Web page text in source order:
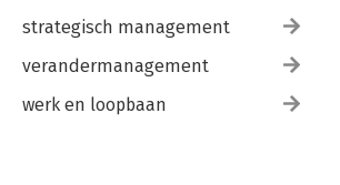
strategisch management
verandermanagement
werk en loopbaan